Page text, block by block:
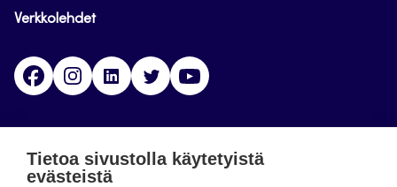
Verkkolehdet
FacebookInstagramLinkedinTwitter
Tietoa sivustolla käytetyistä
evästeistä